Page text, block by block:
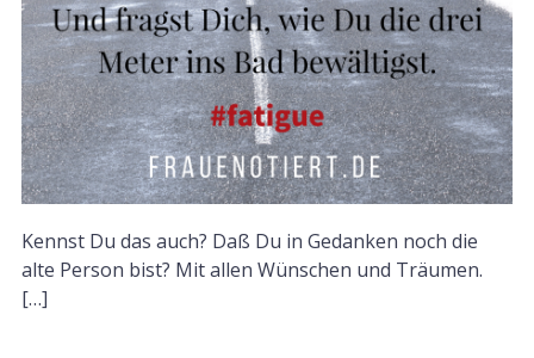
Kennst Du das auch? Daß Du in Gedanken noch die
alte Person bist? Mit allen Wünschen und Träumen.
[…]